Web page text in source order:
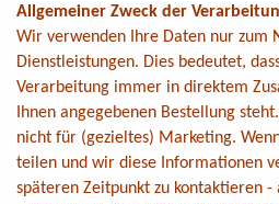
Allgemeiner Zweck der
Wir verwenden Ihre Daten nur zum
Dienstleistungen. Dies bedeutet,
Verarbeitung immer in direktem
Ihnen angegebenen Bestellung
nicht für (gezieltes) Marketing.
teilen und wir diese Informationen
späteren Zeitpunkt zu kontaktieren